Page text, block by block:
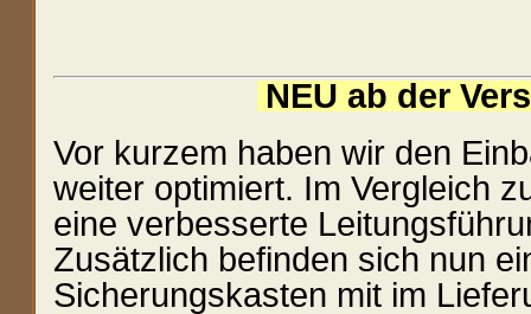
NEU ab der
Vor kurzem haben wir den
weiter optimiert. Im Vergleich
eine verbesserte
Zusätzlich befinden sich nun
Sicherungskasten mit im